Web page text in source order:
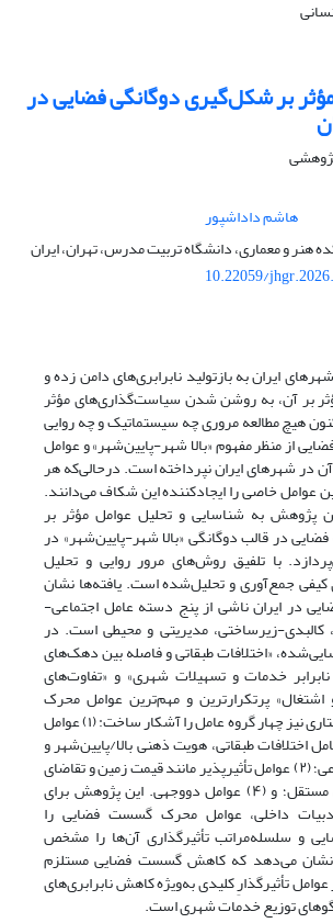
بر شکل‌گیری دوگانگی فضایی در
هاشم داداشپور
هنر و معماری، دانشگاه تربیت مدرس، تهران، ایران
10.22059/
ایران به بازتولید نابرابری‌های دامن زده و
بر آن، به روشن شدن سیاست‌گذاری‌های مؤثر
هیچ مطالعه مروری چه سیستماتیک و چه روایی
از منظر مفهوم «بالا شهر-پایین‌شهر» و عوامل
در شهرهای ایران نپرداخته است. درحالی‌که هر
عوامل خاصی را ایجادکننده این شکاف می‌دانند.
پژوهش به شناسایی و تحلیل عوامل مؤثر بر
در قالب دوگانگی «بالا شهر-پایین‌شهر» در
با تلفیق روش‌های مرور روایی و تحلیل
کیفی جمع‌آوری و تحلیل‌شده است. یافته‌ها نشان
در ایران ناشی از پنج دسته عامل اجتماعی-
کالبدی-زیرساختی، مدیریتی و محیطی است. در
شناسایی‌شده، «اختلافات طبقاتی و فاصله بین دهک‌های
نابرابر خدمات و تسهیلات شهری» و «تفاوت‌های
پرتکرارترین و مهم‌ترین عوامل محرک
هستند. تحلیل ساختاری نیز چهار گروه عامل را آشکار ساخت: (۱) عوامل
اختلافات طبقاتی، هویت ذهنی بالا/پایین‌شهر و
شکاف پایگاه اجتماعی؛ (۲) عوامل تأثیرپذیر مانند قیمت زمین و تقاضای
مسکن؛ (۳) عوامل مستقل؛ و (۴) عوامل دووجهی. این پژوهش برای
داخلی، عوامل محرک گسست فضایی را
و سلسله‌مراتب تأثیرگذاری آن‌ها را مشخص
نشان می‌دهد که کاهش گسست فضایی مستلزم
تأثیرگذارِ کلیدی به‌ویژه کاهش نابرابری‌های
توزیع خدمات شهری است.